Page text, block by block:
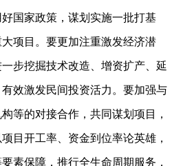
国家政策，谋划实施一批打基
项目。要更加注重激发经济潜
步挖掘技术改造、增资扩产、延
效激发民间投资活力。要加强与
等的对接合作，共同谋划项目，
目开工率、资金到位率论英雄，
素保障，推行全生命周期服务，